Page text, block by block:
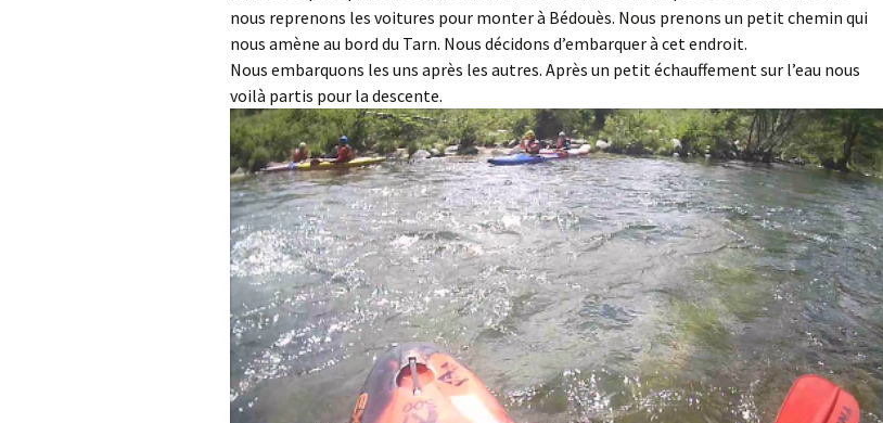
nous reprenons les voitures pour monter à Bédouès. Nous prenons un petit chemin qui
nous amène au bord du Tarn. Nous décidons d’embarquer à cet endroit.
Nous embarquons les uns après les autres. Après un petit échauffement sur l’eau nous
voilà partis pour la descente.